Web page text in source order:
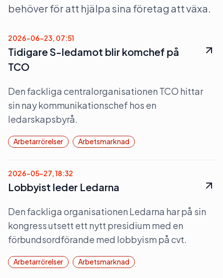
behöver för att hjälpa sina företag att växa.
2026-06-23, 07:51
Tidigare S-ledamot blir komchef på
TCO
Den fackliga centralorganisationen TCO hittar
sin nay kommunikationschef hos en
ledarskapsbyrå.
Arbetarrörelser Arbetsmarknad
2026-05-27, 18:32
Lobbyist leder Ledarna
Den fackliga organisationen Ledarna har på sin
kongress utsett ett nytt presidium med en
förbundsordförande med lobbyism på cvt.
Arbetarrörelser Arbetsmarknad